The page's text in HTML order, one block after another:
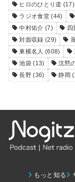
ヒロのひとり道 (17)
ラジオ食堂(44)
中村佑介 (7) 四
対面収録 (29)
東横名人 (608)
池袋 (13) 沈黙
長野 (36) 静岡
もっと知る